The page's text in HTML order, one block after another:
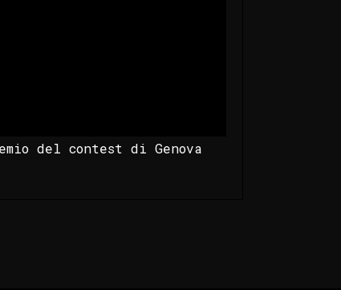
del contest di Genova